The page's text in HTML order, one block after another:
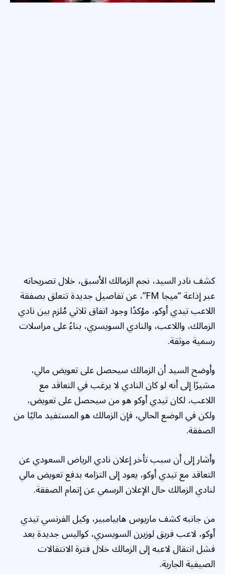
كشف نادر السيد، نجم الزمالك الأسبق، خلال تصريحاته
عبر إذاعة “ميجا FM”، عن تفاصيل جديدة تتعلق بصفقة
اللاعب تيدي أوكو، مؤكدًا وجود اتفاق ثلاثي مُلزم بين نادي
الزمالك، واللاعب، والنادي السويسري، بناءً على مراسلات
رسمية موثقة.
وأوضح السيد أن الزمالك سيحصل على تعويض مالي،
مشيرًا إلى أنه لو كان النادي لا يرغب في التعاقد مع
اللاعب، لكان تيدي أوكو هو من سيحصل على تعويض،
ولكن في الوضع الحالي، فإن الزمالك هو المستفيد ماليًا من
الصفقة.
وأشار إلى أن سبب تأخر إعلان نادي الرياض السعودي عن
التعاقد مع تيدي أوكو، يعود إلى التزامه بدفع تعويض مالي
لنادي الزمالك حال الإعلان الرسمي عن إتمام الصفقة.
من جانبه كشف ماريوس هابيامبير، وكيل الفرنسي تيدي
أوكو، لاعب فريق لوزيرن السويسري، كواليس جديدة بعد
فشل انتقال لاعبه إلى الزمالك خلال فترة الانتقالات
الصيفية الجارية.